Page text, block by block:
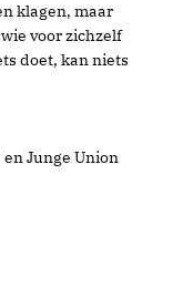
klagen, maar
voor zichzelf
doet, kan niets
Junge Union